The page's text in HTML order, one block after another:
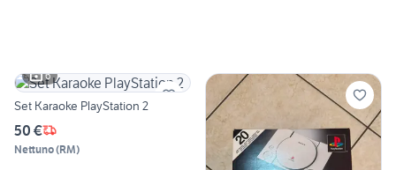
6
Set Karaoke PlayStation 2
50 €
Nettuno(RM)